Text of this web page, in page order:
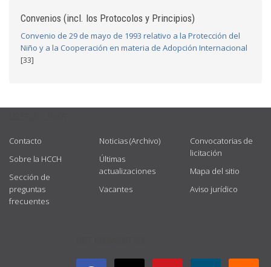
Convenios (incl. los Protocolos y Principios)
Convenio de 29 de mayo de 1993 relativo a la Protección del
Niño y a la Cooperación en materia de Adopción Internacional
[33]
Contacto
Sobre la HCCH
Sección de
preguntas
frecuentes
Noticias (Archivo)
Últimas
actualizaciones
Vacantes
Convocatorias de
licitación
Mapa del sitio
Aviso jurídico